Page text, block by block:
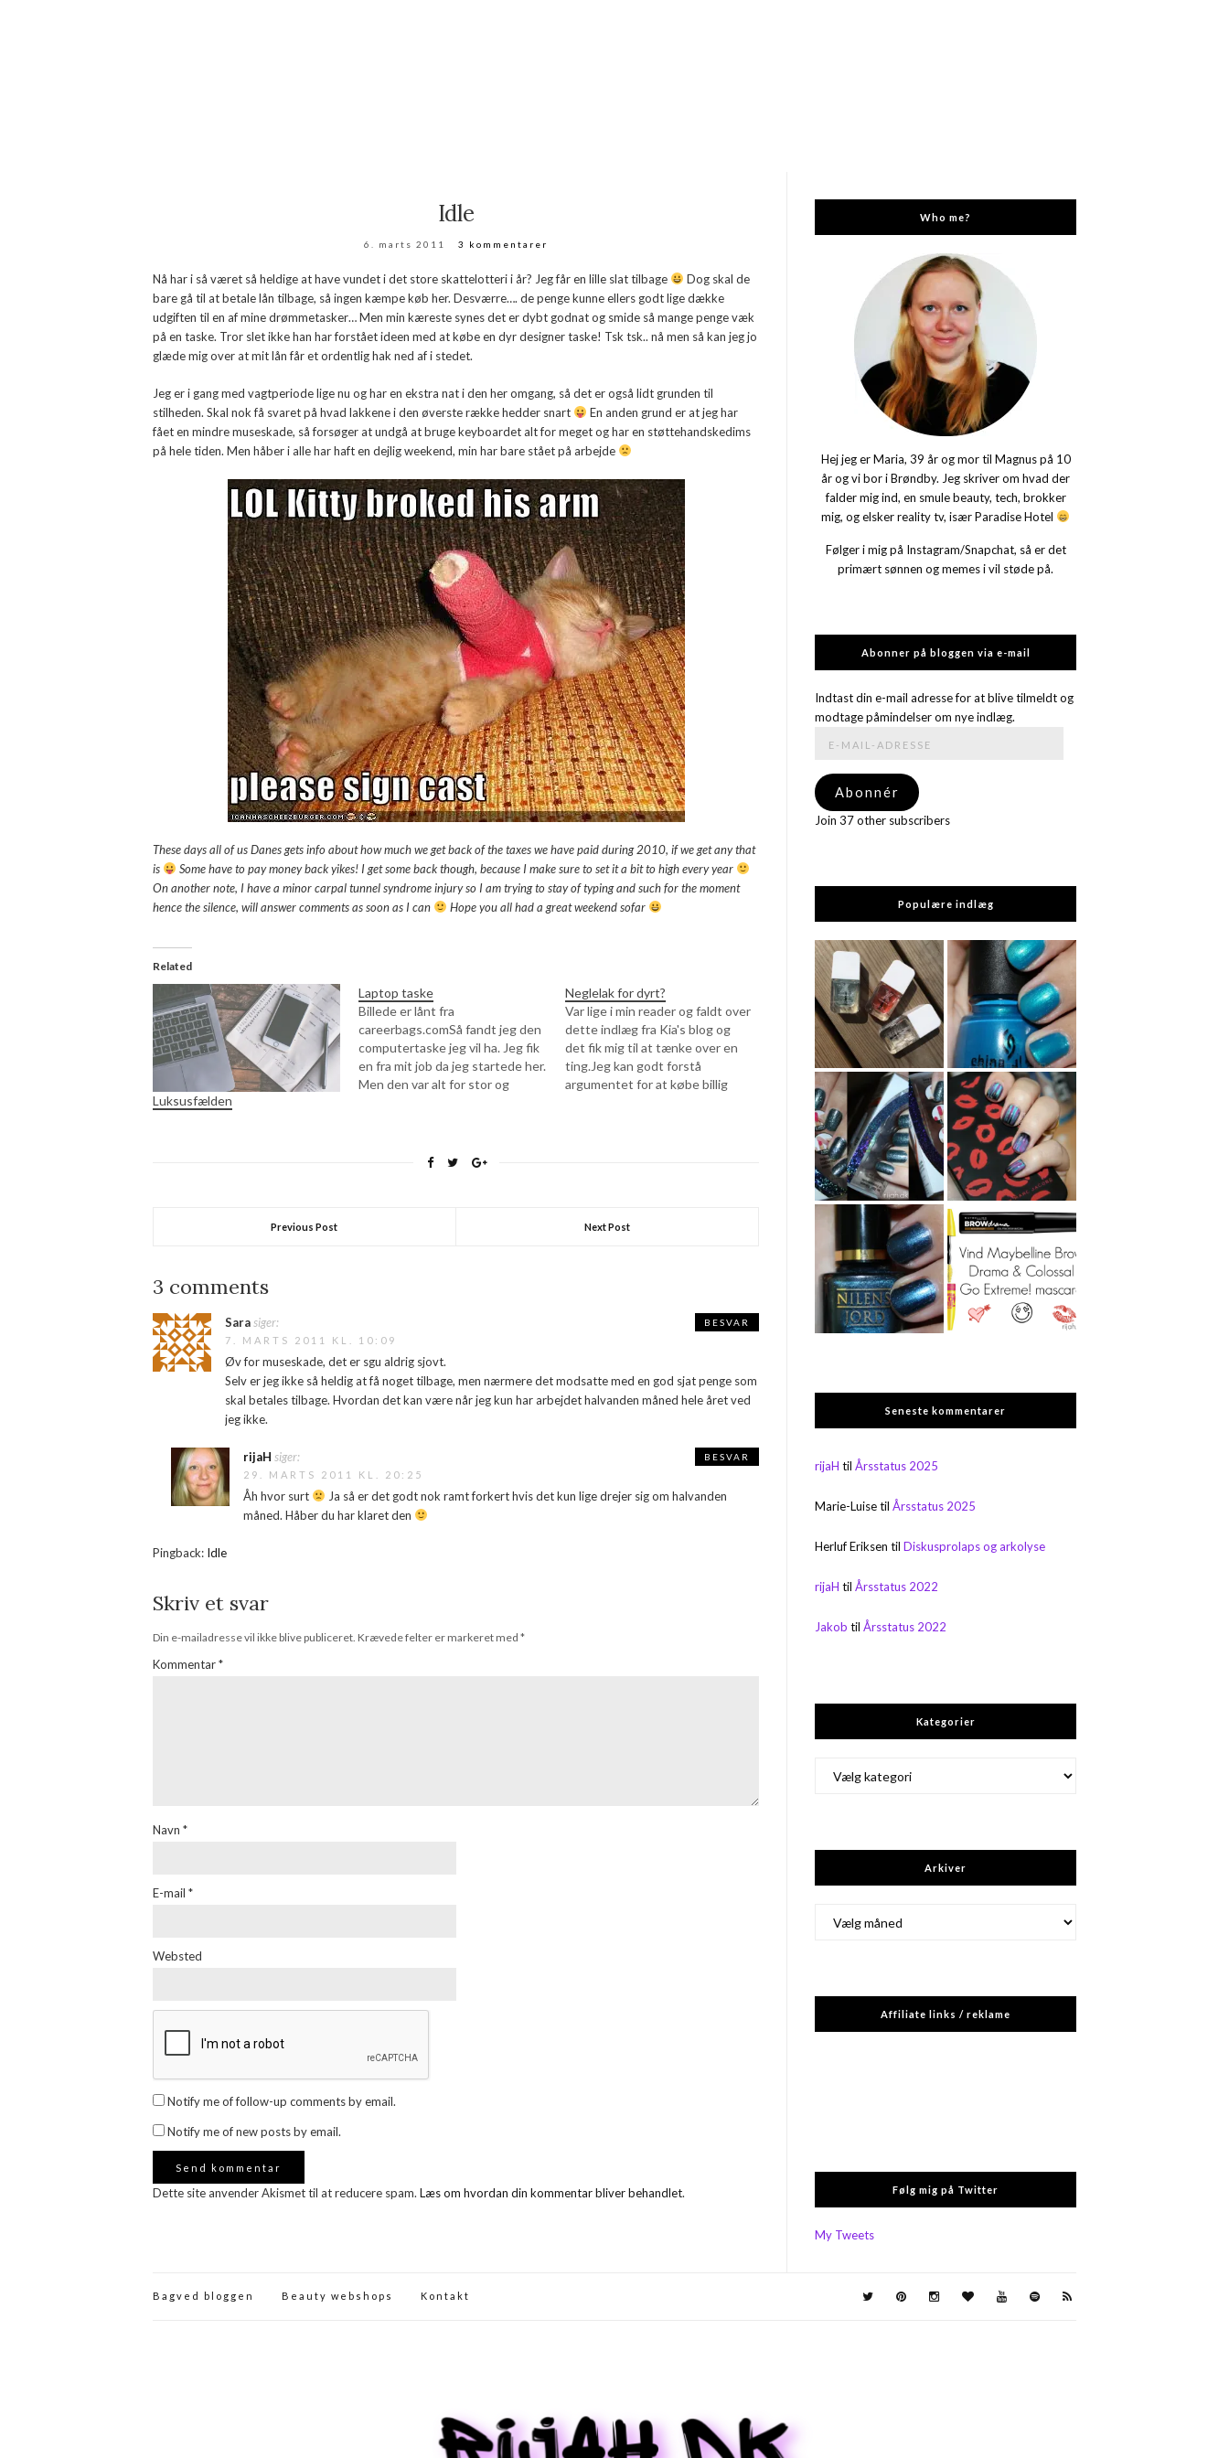
Idle
6. marts 2011 3 kommentarer
Nå har i så været så heldige at have vundet i det store skattelotteri i år? Jeg får en lille slat tilbage
Dog skal de
bare gå til at betale lån tilbage, så ingen kæmpe køb her. Desværre…. de penge kunne ellers godt lige dække
udgiften til en af mine drømmetasker… Men min kæreste synes det er dybt godnat og smide så mange penge væk
på en taske. Tror slet ikke han har forstået ideen med at købe en dyr designer taske! Tsk tsk.. nå men så kan jeg jo
glæde mig over at mit lån får et ordentlig hak ned af i stedet.
Jeg er i gang med vagtperiode lige nu og har en ekstra nat i den her omgang, så det er også lidt grunden til
stilheden. Skal nok få svaret på hvad lakkene i den øverste række hedder snart
En anden grund er at jeg har
fået en mindre museskade, så forsøger at undgå at bruge keyboardet alt for meget og har en støttehandskedims
på hele tiden. Men håber i alle har haft en dejlig weekend, min har bare stået på arbejde
These days all of us Danes gets info about how much we get back of the taxes we have paid during 2010, if we get any that
is
Some have to pay money back yikes! I get some back though, because I make sure to set it a bit to high every year
On another note, I have a minor carpal tunnel syndrome injury so I am trying to stay of typing and such for the moment
hence the silence, will answer comments as soon as I can
Hope you all had a great weekend sofar
Related
Luksusfælden
Laptop taske
Billede er lånt fra
careerbags.comSå fandt jeg den
computertaske jeg vil ha. Jeg fik
en fra mit job da jeg startede her.
Men den var alt for stor og
Neglelak for dyrt?
Var lige i min reader og faldt over
dette indlæg fra Kia's blog og
det fik mig til at tænke over en
ting.Jeg kan godt forstå
argumentet for at købe billig
Previous Post Next Post
3 comments
Sarasiger:
7. MARTS 2011 KL. 10:09
Øv for museskade, det er sgu aldrig sjovt.
Selv er jeg ikke så heldig at få noget tilbage, men nærmere det modsatte med en god sjat penge som
skal betales tilbage. Hvordan det kan være når jeg kun har arbejdet halvanden måned hele året ved
jeg ikke.
BESVAR
rijaH siger:
29. MARTS 2011 KL. 20:25
Åh hvor surt
Ja så er det godt nok ramt forkert hvis det kun lige drejer sig om halvanden
måned. Håber du har klaret den
BESVAR
Pingback: Idle
Skriv et svar
Din e-mailadresse vil ikke blive publiceret. Krævede felter er markeret med *
Kommentar*
Navn *
E-mail *
Websted
Notify me of follow-up comments by email.
Notify me of new posts by email.
Dette site anvender Akismet til at reducere spam. Læs om hvordan din kommentar bliver behandlet.
Who me?
Hej jeg er Maria, 39 år og mor til Magnus på 10
år og vi bor i Brøndby. Jeg skriver om hvad der
falder mig ind, en smule beauty, tech, brokker
mig, og elsker reality tv, især Paradise Hotel
Følger i mig på Instagram/Snapchat, så er det
primært sønnen og memes i vil støde på.
Abonner på bloggen via e-mail
Indtast din e-mail adresse for at blive tilmeldt og
modtage påmindelser om nye indlæg.
adresse
Abonnér
Join 37 other subscribers
Populære indlæg
Seneste kommentarer
rijaH tilÅrsstatus 2025
Marie-LuisetilÅrsstatus 2025
Herluf Eriksen tilDiskusprolaps og arkolyse
rijaH tilÅrsstatus 2022
Jakob tilÅrsstatus 2022
Kategorier
Arkiver
Affiliate links / reklame
Følg mig på Twitter
My Tweets
Bagved bloggen Beauty webshops Kontakt